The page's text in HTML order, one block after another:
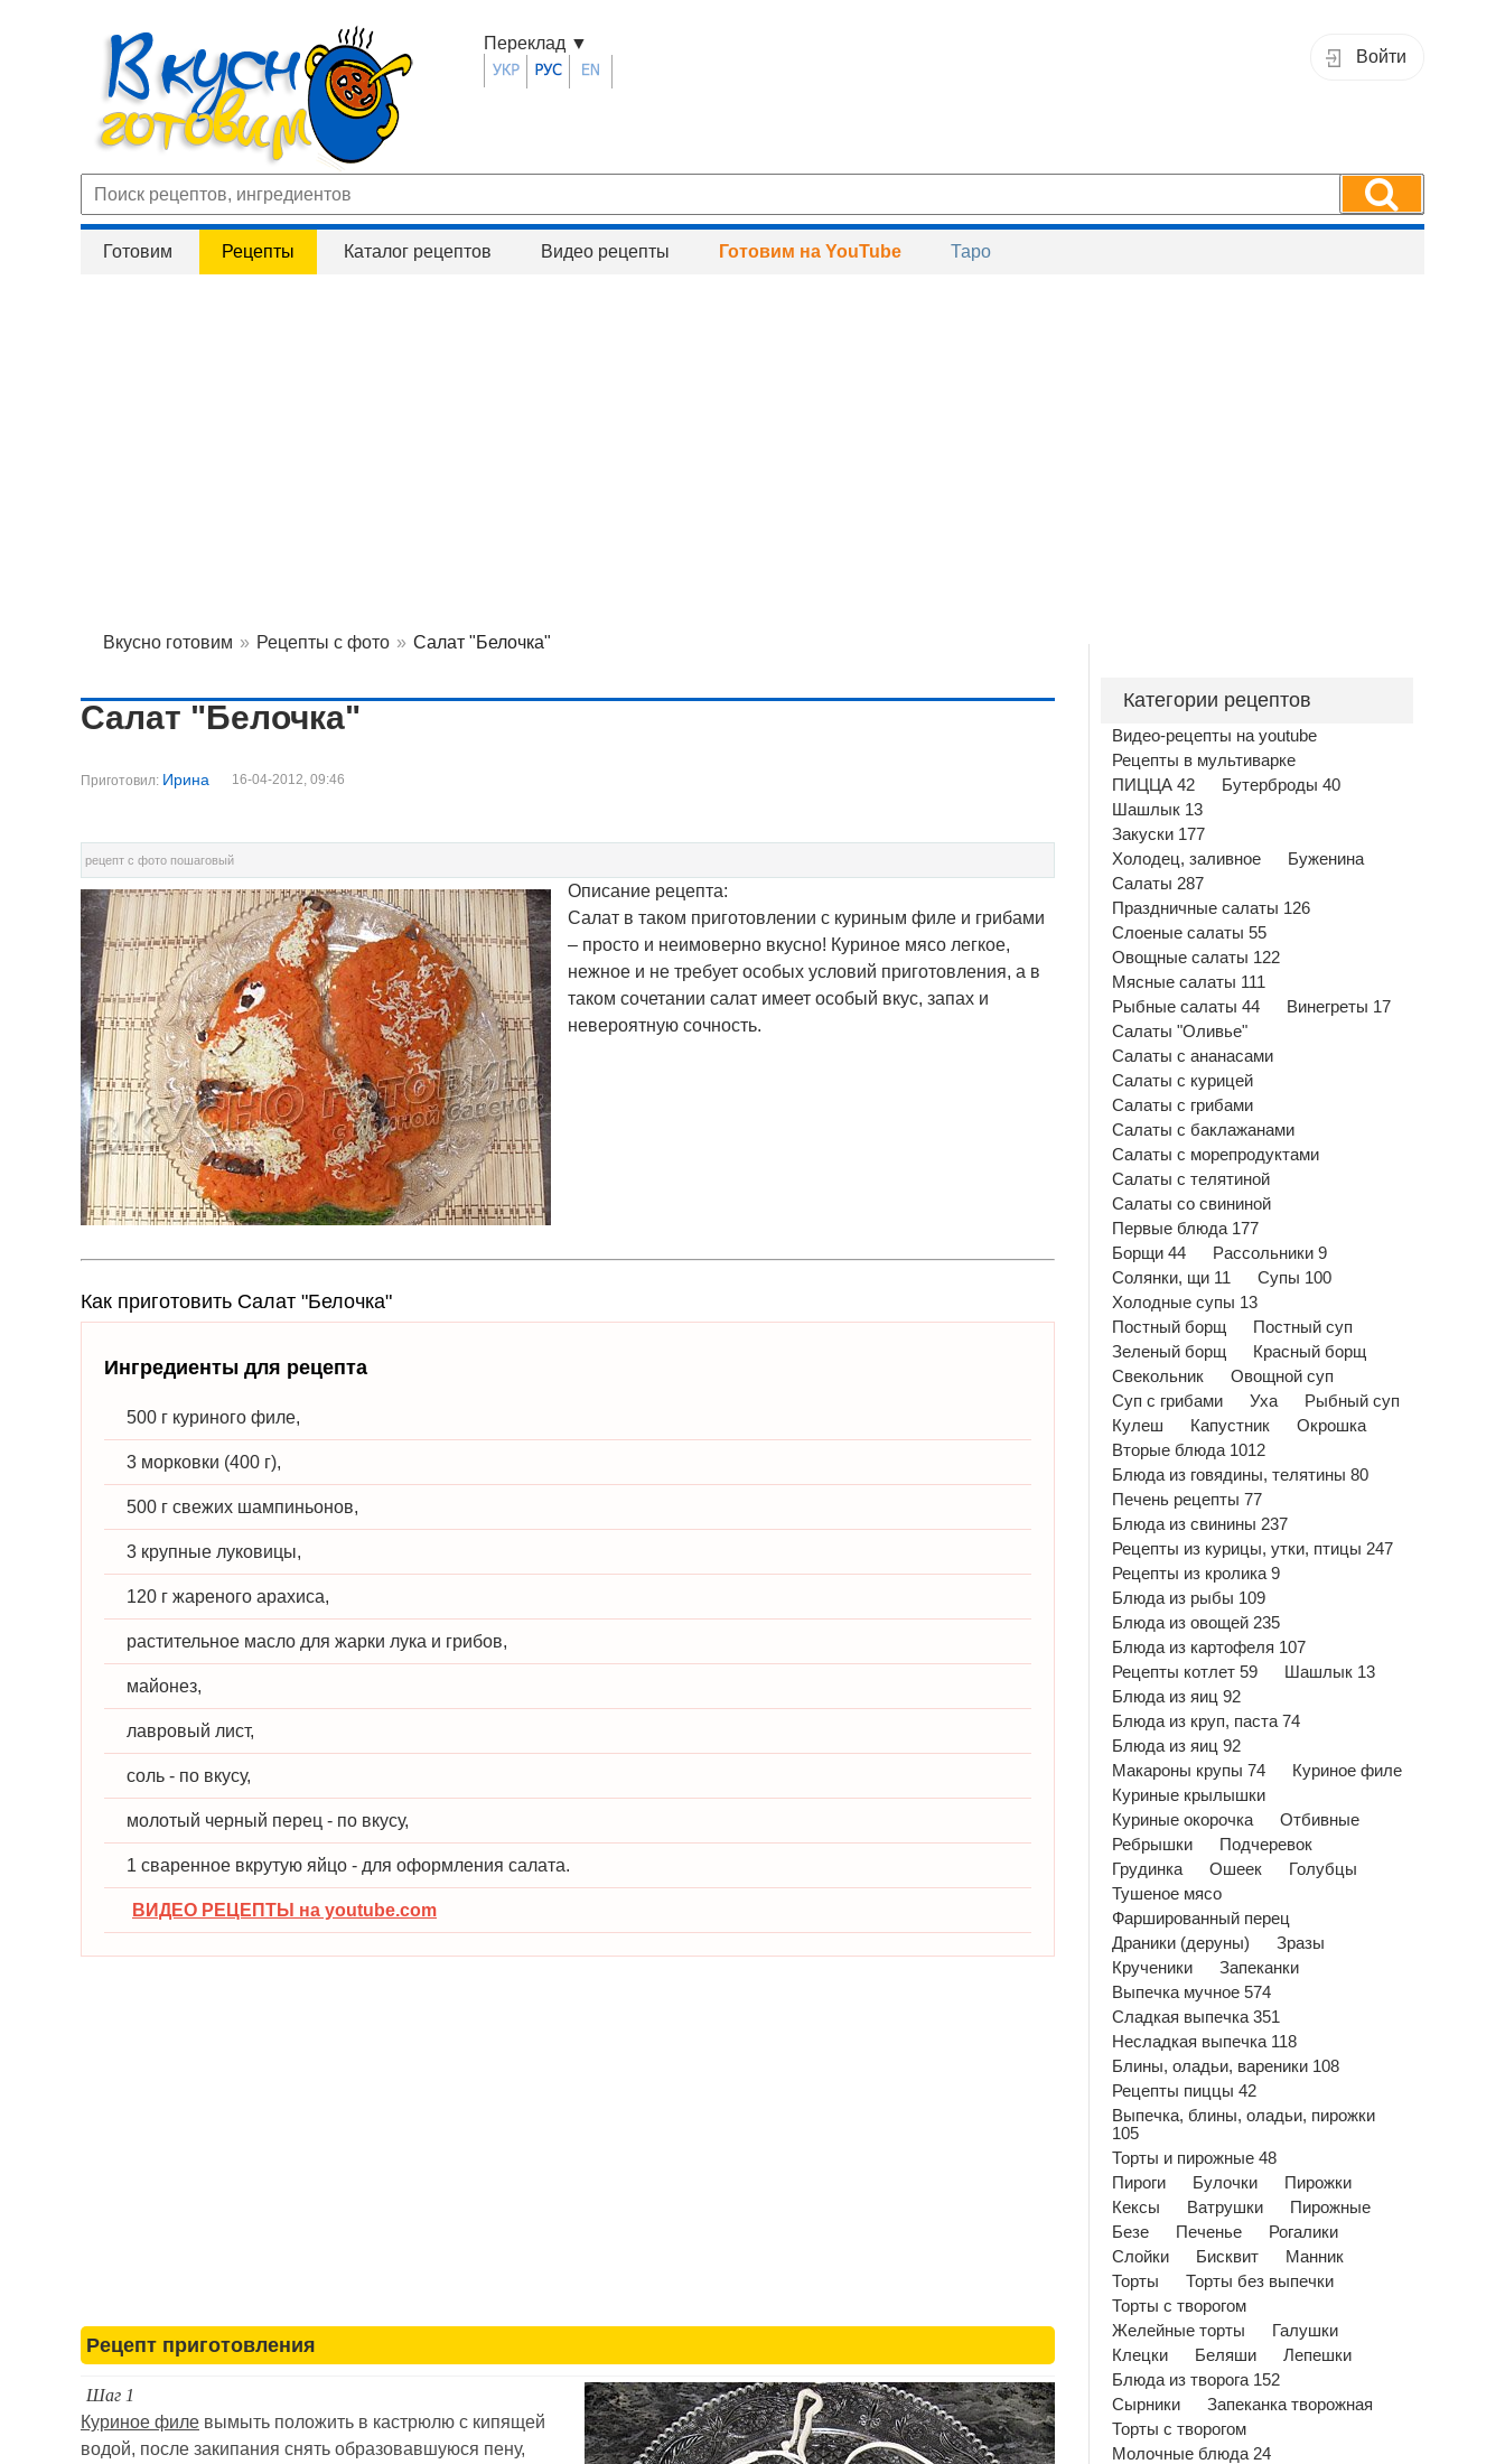
Войти
Переклад ▼
Готовим Рецепты Каталог рецептов Видео рецепты Готовим на YouTube Таро
Вкусно готовим » Рецепты с фото » Салат "Белочка"
Салат "Белочка"
Приготовил: Ирина 16-04-2012, 09:46
рецепт с фото пошаговый
Описание рецепта:
Салат в таком приготовлении с куриным филе и грибами
– просто и неимоверно вкусно! Куриное мясо легкое,
нежное и не требует особых условий приготовления, а в
таком сочетании салат имеет особый вкус, запах и
невероятную сочность.
Как приготовить Салат "Белочка"
Ингредиенты для рецепта
500 г куриного филе,
3 морковки (400 г),
500 г свежих шампиньонов,
3 крупные луковицы,
120 г жареного арахиса,
растительное масло для жарки лука и грибов,
майонез,
лавровый лист,
соль - по вкусу,
молотый черный перец - по вкусу,
1 сваренное вкрутую яйцо - для оформления салата.
ВИДЕО РЕЦЕПТЫ на youtube.com
Рецепт приготовления
Шаг 1
Куриное филе вымыть положить в кастрюлю с кипящей
водой, после закипания снять образовавшуюся пену,
Категории рецептов
Видео-рецепты на youtube
Рецепты в мультиварке
ПИЦЦА 42
Бутерброды 40
Шашлык 13
Закуски 177
Холодец, заливное
Буженина
Салаты 287
Праздничные салаты 126
Слоеные салаты 55
Овощные салаты 122
Мясные салаты 111
Рыбные салаты 44
Винегреты 17
Салаты "Оливье"
Салаты с ананасами
Салаты с курицей
Салаты с грибами
Салаты с баклажанами
Салаты с морепродуктами
Салаты с телятиной
Салаты со свининой
Первые блюда 177
Борщи 44
Рассольники 9
Солянки, щи 11
Супы 100
Холодные супы 13
Постный борщ
Постный суп
Зеленый борщ
Красный борщ
Свекольник
Овощной суп
Суп с грибами
Уха
Рыбный суп
Кулеш
Капустник
Окрошка
Вторые блюда 1012
Блюда из говядины, телятины 80
Печень рецепты 77
Блюда из свинины 237
Рецепты из курицы, утки, птицы 247
Рецепты из кролика 9
Блюда из рыбы 109
Блюда из овощей 235
Блюда из картофеля 107
Рецепты котлет 59
Шашлык 13
Блюда из яиц 92
Блюда из круп, паста 74
Блюда из яиц 92
Макароны крупы 74
Куриное филе
Куриные крылышки
Куриные окорочка
Отбивные
Ребрышки
Подчеревок
Грудинка
Ошеек
Голубцы
Тушеное мясо
Фаршированный перец
Драники (деруны)
Зразы
Крученики
Запеканки
Выпечка мучное 574
Сладкая выпечка 351
Несладкая выпечка 118
Блины, оладьи, вареники 108
Рецепты пиццы 42
Выпечка, блины, оладьи, пирожки
105
Торты и пирожные 48
Пироги
Булочки
Пирожки
Кексы
Ватрушки
Пирожные
Безе
Печенье
Рогалики
Слойки
Бисквит
Манник
Торты
Торты без выпечки
Торты с творогом
Желейные торты
Галушки
Клецки
Беляши
Лепешки
Блюда из творога 152
Сырники
Запеканка творожная
Торты с творогом
Молочные блюда 24